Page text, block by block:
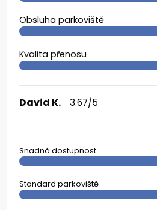
Obsluha parkoviště
Kvalita přenosu
David K. 3.67/5
Snadná dostupnost
Standard parkoviště